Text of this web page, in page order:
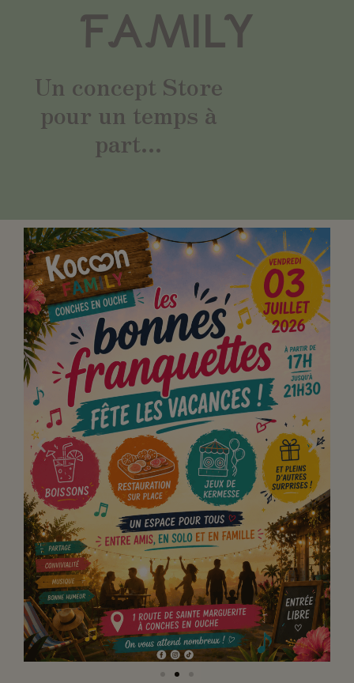
FAMILY
Un concept Store
pour un temps à
part...